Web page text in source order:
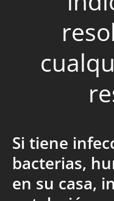
Si tiene
bacterias,
en su casa,